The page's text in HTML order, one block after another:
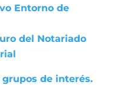
Entorno de
del Notariado
de interés.